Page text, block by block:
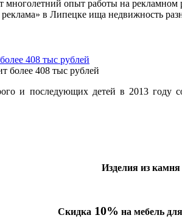
опыт работы на
в Липецке ища недвижность
408 тыс рублей
и последующих детей в 2013 году
Изделия из
Скидка 10% на мебель